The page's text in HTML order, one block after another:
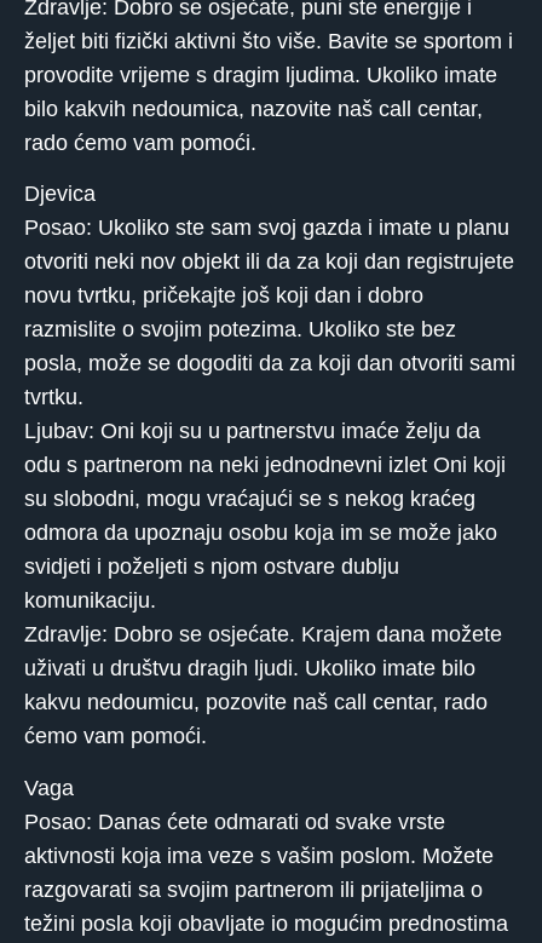
Zdravlje: Dobro se osjećate, puni ste energije i
željet biti fizički aktivni što više. Bavite se sportom i
provodite vrijeme s dragim ljudima. Ukoliko imate
bilo kakvih nedoumica, nazovite naš call centar,
rado ćemo vam pomoći.
Djevica
Posao: Ukoliko ste sam svoj gazda i imate u planu
otvoriti neki nov objekt ili da za koji dan registrujete
novu tvrtku, pričekajte još koji dan i dobro
razmislite o svojim potezima. Ukoliko ste bez
posla, može se dogoditi da za koji dan otvoriti sami
tvrtku.
Ljubav: Oni koji su u partnerstvu imaće želju da
odu s partnerom na neki jednodnevni izlet Oni koji
su slobodni, mogu vraćajući se s nekog kraćeg
odmora da upoznaju osobu koja im se može jako
svidjeti i poželjeti s njom ostvare dublju
komunikaciju.
Zdravlje: Dobro se osjećate. Krajem dana možete
uživati ​​u društvu dragih ljudi. Ukoliko imate bilo
kakvu nedoumicu, pozovite naš call centar, rado
ćemo vam pomoći.
Vaga
Posao: Danas ćete odmarati od svake vrste
aktivnosti koja ima veze s vašim poslom. Možete
razgovarati sa svojim partnerom ili prijateljima o
težini posla koji obavljate io mogućim prednostima